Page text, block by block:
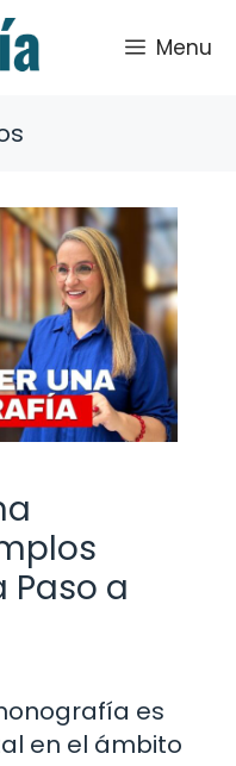
Menu
Paso a
es
en el ámbito